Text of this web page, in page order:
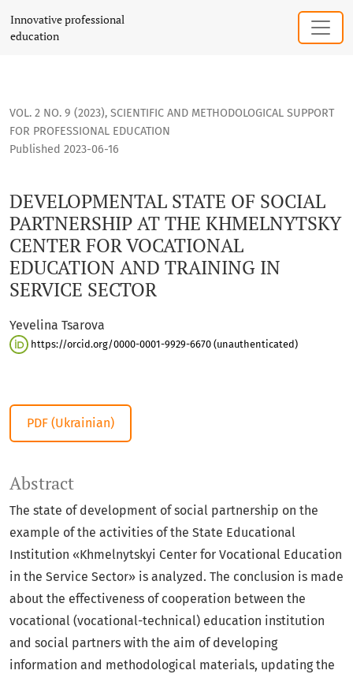
DEVELOPMENTAL STATE OF SOCIAL PARTNERSHIP AT THE
Innovative professional
education
VOL. 2 NO. 9 (2023), SCIENTIFIC AND METHODOLOGICAL SUPPORT
FOR PROFESSIONAL EDUCATION
DEVELOPMENTAL STATE OF SOCIAL
PARTNERSHIP AT THE KHMELNYTSKY
CENTER FOR VOCATIONAL
EDUCATION AND TRAINING IN
SERVICE SECTOR
Published 2023-06-16
Yevelina Tsarova
https://orcid.org/0000-0001-9929-6670 (unauthenticated)
PDF (Ukrainian)
Abstract
The state of development of social partnership on the
example of the activities of the State Educational
Institution «Khmelnytskyi Center for Vocational Education
in the Service Sector» is analyzed. The conclusion is made
about the effectiveness of cooperation between the
vocational (vocational-technical) education institution
and social partners with the aim of developing
information and methodological materials, updating the